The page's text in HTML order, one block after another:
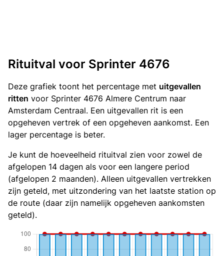
Rituitval voor Sprinter 4676
Deze grafiek toont het percentage met uitgevallen
ritten voor Sprinter 4676 Almere Centrum naar
Amsterdam Centraal. Een uitgevallen rit is een
opgeheven vertrek of een opgeheven aankomst. Een
lager percentage is beter.
Je kunt de hoeveelheid rituitval zien voor zowel de
afgelopen 14 dagen als voor een langere period
(afgelopen 2 maanden). Alleen uitgevallen vertrekken
zijn geteld, met uitzondering van het laatste station op
de route (daar zijn namelijk opgeheven aankomsten
geteld).